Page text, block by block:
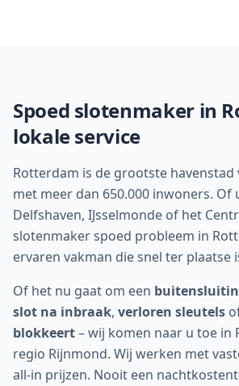
Spoed slotenmaker in
lokale service
Rotterdam is de grootste havenstad
met meer dan 650.000 inwoners. Of
Delfshaven, IJsselmonde of het
slotenmaker spoed probleem in
ervaren vakman die snel ter plaatse
Of het nu gaat om een
slot na inbraak, verloren sleutels
blokkeert– wij komen naar u toe in
regio Rijnmond. Wij werken met
all-in prijzen. Nooit een